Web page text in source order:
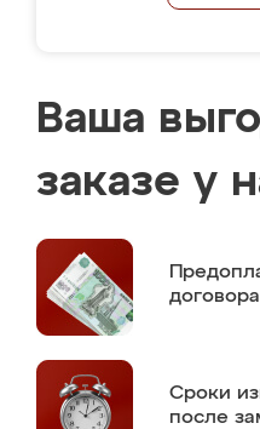
Ваша
заказе у
договора
Сроки
после